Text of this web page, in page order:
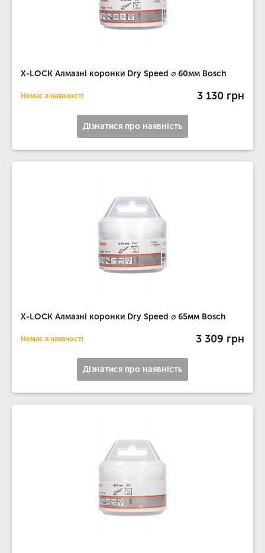
X-LOCK Алмазні коронки Dry Speed ​​⌀ 60мм Bosch
Немає в наявності 3 130 грн
Дізнатися про наявність
X-LOCK Алмазні коронки Dry Speed ​​⌀ 65мм Bosch
Немає в наявності 3 309 грн
Дізнатися про наявність